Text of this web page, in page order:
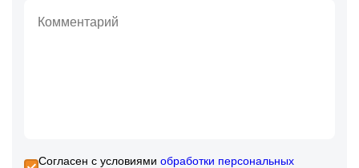
Cогласен с условиями обработки персональных